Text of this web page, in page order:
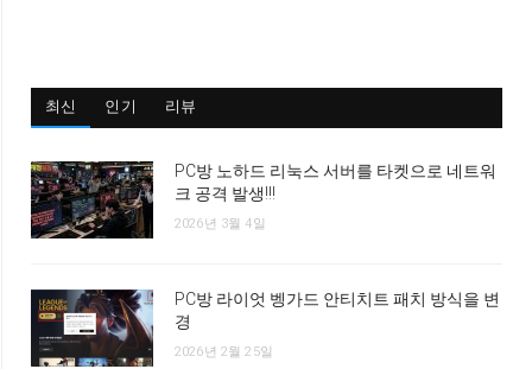
최신 인기 리뷰
PC방 노하드 리눅스 서버를 타켓으로 네트워
크 공격 발생!!!
2026년 3월 4일
PC방 라이엇 벵가드 안티치트 패치 방식을 변
경
2026년 2월 25일